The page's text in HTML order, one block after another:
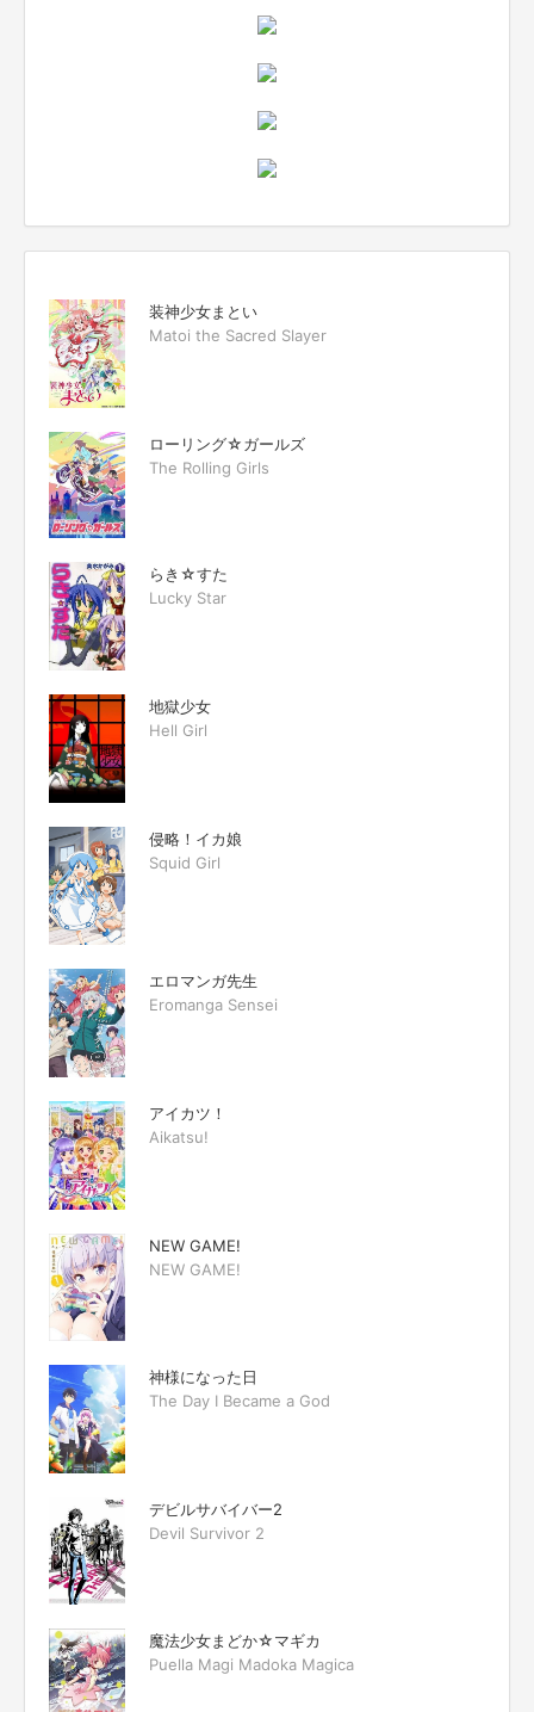
装神少女まとい
Matoi the Sacred Slayer
ローリング☆ガールズ
The Rolling Girls
らき☆すた
Lucky Star
地獄少女
Hell Girl
侵略！イカ娘
Squid Girl
エロマンガ先生
Eromanga Sensei
アイカツ！
Aikatsu!
NEW GAME!
NEW GAME!
神様になった日
The Day I Became a God
デビルサバイバー2
Devil Survivor 2
魔法少女まどか☆マギカ
Puella Magi Madoka Magica